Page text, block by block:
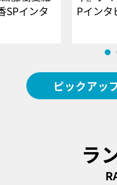
SPインタ
Pイ
ピックアッ
ラ